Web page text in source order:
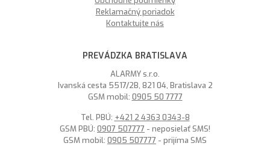
Reklamačný poriadok
Kontaktujte nás
PREVÁDZKA BRATISLAVA
ALARMY s.r.o.
Ivanská cesta 5517/2B, 821 04, Bratislava 2
GSM mobil: 0905 50 7777
Tel. PBÚ: +421 2 4363 0343-8
GSM PBÚ: 0907 507777 - neposielať SMS!
GSM mobil: 0905 507777 - prijíma SMS